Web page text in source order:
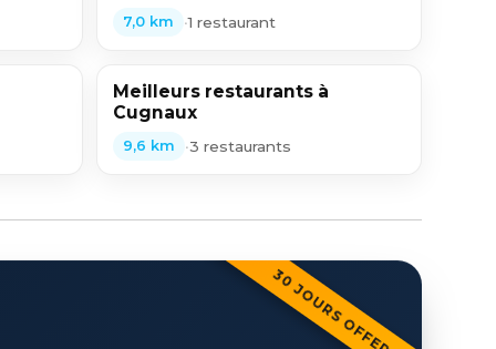
7,0 km •1 restaurant
Meilleurs restaurants à
Cugnaux
9,6 km •3 restaurants
30 JOURS OFFERTS